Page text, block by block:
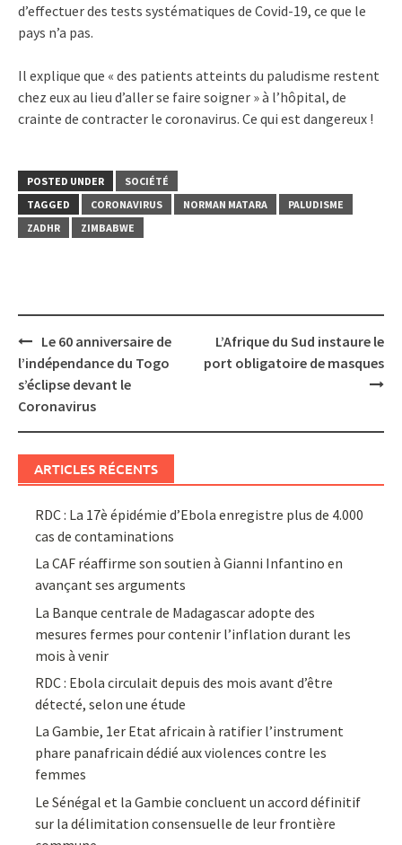
d’effectuer des tests systématiques de Covid-19, ce que le
pays n’a pas.
Il explique que « des patients atteints du paludisme restent
chez eux au lieu d’aller se faire soigner » à l’hôpital, de
crainte de contracter le coronavirus. Ce qui est dangereux !
POSTED UNDER
SOCIÉTÉ
TAGGED
CORONAVIRUS NORMAN MATARA
PALUDISME
ZADHR
ZIMBABWE
Post
navigation
Le 60 anniversaire de
l’indépendance du Togo
s’éclipse devant le
Coronavirus
L’Afrique du Sud instaure le
port obligatoire de masques
ARTICLES RÉCENTS
RDC : La 17è épidémie d’Ebola enregistre plus de 4.000
cas de contaminations
La CAF réaffirme son soutien à Gianni Infantino en
avançant ses arguments
La Banque centrale de Madagascar adopte des
mesures fermes pour contenir l’inflation durant les
mois à venir
RDC : Ebola circulait depuis des mois avant d’être
détecté, selon une étude
La Gambie, 1er Etat africain à ratifier l’instrument
phare panafricain dédié aux violences contre les
femmes
Le Sénégal et la Gambie concluent un accord définitif
sur la délimitation consensuelle de leur frontière